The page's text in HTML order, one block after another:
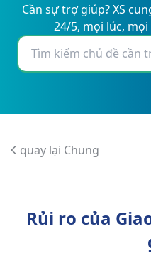
Cần sự trợ giúp? XS
24/5, mọi lúc,
quay lại Chung
Rủi ro của